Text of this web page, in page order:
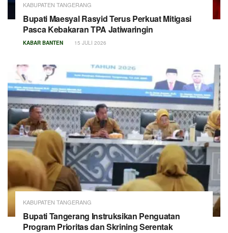
KABUPATEN TANGERANG
Bupati Maesyal Rasyid Terus Perkuat Mitigasi
Pasca Kebakaran TPA Jatiwaringin
KABAR BANTEN 15 JULI 2026
KABUPATEN TANGERANG
Bupati Tangerang Instruksikan Penguatan
Program Prioritas dan Skrining Serentak